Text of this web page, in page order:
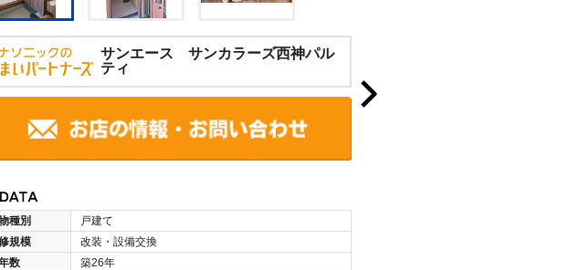
サンエース サンカラーズ西神パル
ティ
種別
戸建て
規模
改装・設備交換
数
築26年